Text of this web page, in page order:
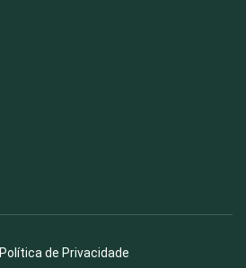
Política de Privacidade